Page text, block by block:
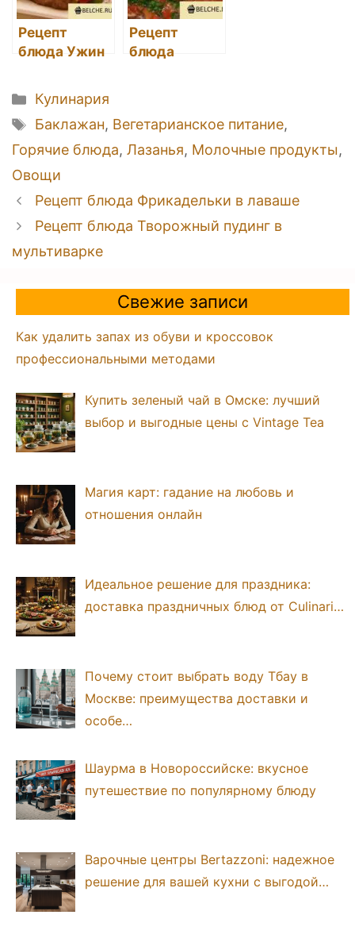
Рецепт
блюда Ужин
Рецепт
блюда
Рубрики
Кулинария
Метки
Баклажан, Вегетарианское питание,
Горячие блюда, Лазанья, Молочные продукты,
Овощи
Навигация
записи
Рецепт блюда Фрикадельки в лаваше
Рецепт блюда Творожный пудинг в
мультиварке
Свежие записи
Как удалить запах из обуви и кроссовок
профессиональными методами
Купить зеленый чай в Омске: лучший
выбор и выгодные цены с Vintage Tea
Магия карт: гадание на любовь и
отношения онлайн
Идеальное решение для праздника:
доставка праздничных блюд от Culinari…
Почему стоит выбрать воду Тбау в
Москве: преимущества доставки и
особе…
Шаурма в Новороссийске: вкусное
путешествие по популярному блюду
Варочные центры Bertazzoni: надежное
решение для вашей кухни с выгодой…